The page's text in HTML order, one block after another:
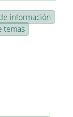
información
temas